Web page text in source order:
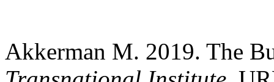
Akkerman M. 2019. The